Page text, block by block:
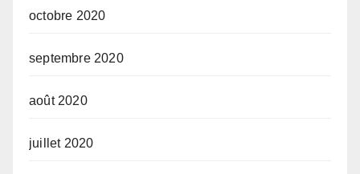
octobre 2020
septembre 2020
août 2020
juillet 2020